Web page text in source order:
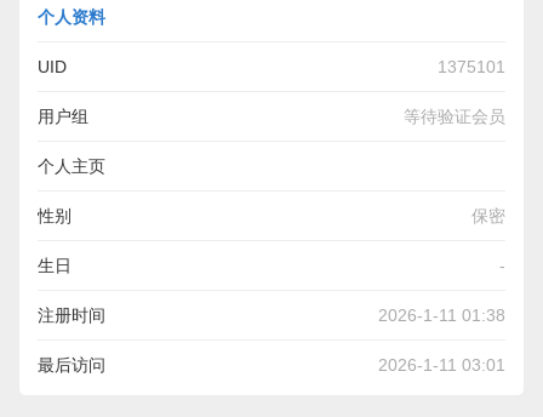
个人资料
UID 1375101
用户组 等待验证会员
个人主页
https://www.google.co.vi/url?
q=https://blogfreely.net/salaryrub2/perks-of-hiring-a-certified-
registered-agent-for-your-llc
性别 保密
生日 -
注册时间 2026-1-11 01:38
最后访问 2026-1-11 03:01